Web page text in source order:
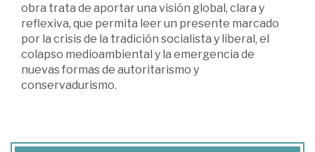
obra trata de aportar una visión global, clara y
reflexiva, que permita leer un presente marcado
por la crisis de la tradición socialista y liberal, el
colapso medioambiental y la emergencia de
nuevas formas de autoritarismo y
conservadurismo.